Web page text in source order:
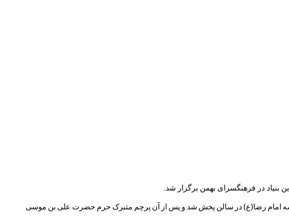
بنیاد در فرهنگسرای بهمن برگزار شد.
خاصه امام رضا(ع) در سالن پخش شد و پس از آن پرچم متبرک حرم حضرت علی بن موسی